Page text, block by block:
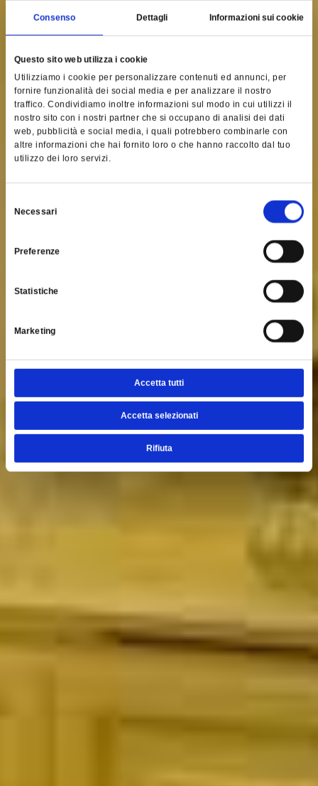
Consenso Dettagli Informazioni sui cookie
Questo sito web utilizza i cookie
Utilizziamo i cookie per personalizzare contenuti ed annunci, per
fornire funzionalità dei social media e per analizzare il nostro
traffico. Condividiamo inoltre informazioni sul modo in cui utilizzi il
nostro sito con i nostri partner che si occupano di analisi dei dati
web, pubblicità e social media, i quali potrebbero combinarle con
altre informazioni che hai fornito loro o che hanno raccolto dal tuo
utilizzo dei loro servizi.
delNecessari
Preferenze
Statistiche
Marketing
Accetta tutti
Accetta selezionati
Rifiuta